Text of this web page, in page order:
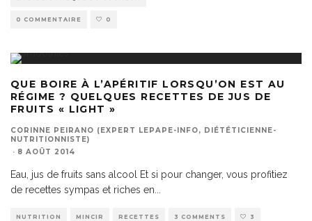
0 COMMENTAIRE 0
QUE BOIRE À L’APÉRITIF LORSQU’ON EST AU
RÉGIME ? QUELQUES RECETTES DE JUS DE
FRUITS « LIGHT »
CORINNE PEIRANO (EXPERT LEPAPE-INFO, DIÉTÉTICIENNE-
NUTRITIONNISTE)
· 8 AOÛT 2014
Eau, jus de fruits sans alcool Et si pour changer, vous profitiez
de recettes sympas et riches en
NUTRITION MINCIR RECETTES 3 COMMENTS 3